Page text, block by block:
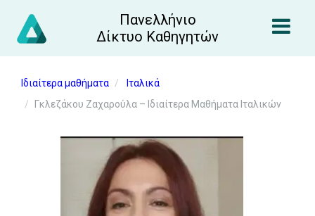
Πανελλήνιο
Δίκτυο Καθηγητών
Ιδιαίτερα μαθήματα
Ιταλικά
Γκλεζάκου Ζαχαρούλα – Ιδιαίτερα Μαθήματα Ιταλικών